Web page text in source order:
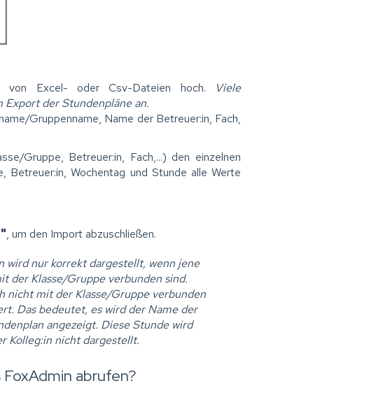
von Excel- oder Csv-Dateien hoch.
Viele
der Stundenpläne an.
Gruppenname, Name der Betreuer:in, Fach,
Gruppe, Betreuer:in, Fach,...) den einzelnen
Betreuer:in, Wochentag und Stunde alle Werte
, um den Import abzuschließen.
wird nur korrekt dargestellt, wenn jene
der Klasse/Gruppe verbunden sind.
nicht mit der Klasse/Gruppe verbunden
Das bedeutet, es wird der Name der
angezeigt. Diese Stunde wird
Kolleg:in nicht dargestellt.
abrufen?